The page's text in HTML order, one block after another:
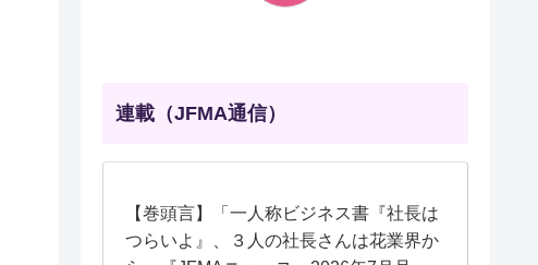
連載（JFMA通信）
【巻頭言】「一人称ビジネス書『社長は
つらいよ』、３人の社長さんは花業界か